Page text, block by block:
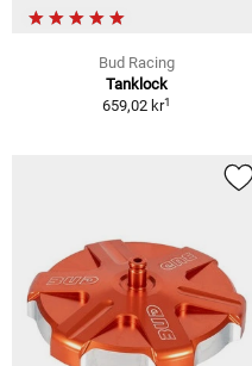
Bud Racing
Tanklock
659,02 kr1